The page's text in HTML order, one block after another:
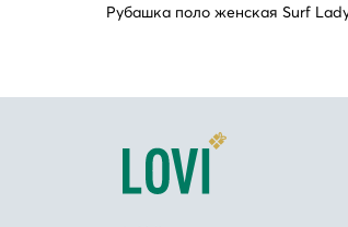
Рубашка поло женская Surf